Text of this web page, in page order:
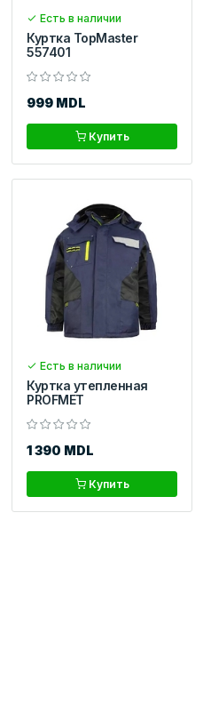
Есть в наличии
Куртка TopMaster
557401
999 MDL
Купить
Есть в наличии
Куртка утепленная
PROFMET
1 390 MDL
Купить